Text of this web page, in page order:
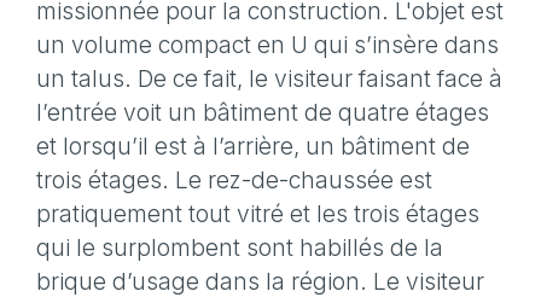
missionnée pour la construction. L'objet est
un volume compact en U qui s’insère dans
un talus. De ce fait, le visiteur faisant face à
l’entrée voit un bâtiment de quatre étages
et lorsqu’il est à l’arrière, un bâtiment de
trois étages. Le rez-de-chaussée est
pratiquement tout vitré et les trois étages
qui le surplombent sont habillés de la
brique d’usage dans la région. Le visiteur